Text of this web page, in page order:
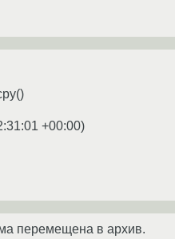
+00:00)
перемещена в архив.